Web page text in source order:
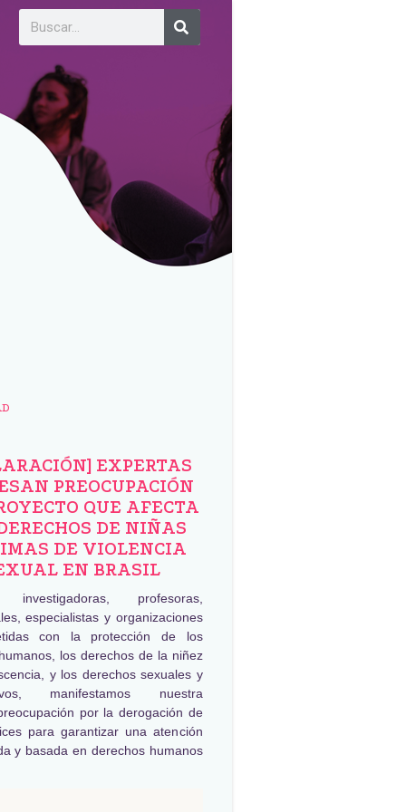
EXPERTAS
PREOCUPACIÓN
QUE AFECTA
DE NIÑAS
DE VIOLENCIA
EN BRASIL
investigadoras, profesoras,
especialistas y organizaciones
con la protección de los
los derechos de la niñez
y los derechos sexuales y
manifestamos nuestra
por la derogación de
para garantizar una atención
y basada en derechos humanos